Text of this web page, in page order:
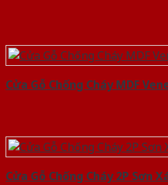
Cửa Gỗ Chống Cháy MDF
Cửa Gỗ Chống Cháy 2P Sơn